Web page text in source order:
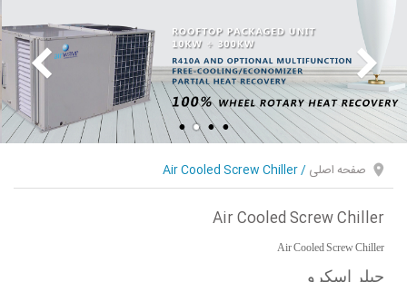
صفحه اصلی/
Air Cooled Screw Chiller
Air Cooled Screw Chiller
Air Cooled Screw Chiller
چیلر اسکرو